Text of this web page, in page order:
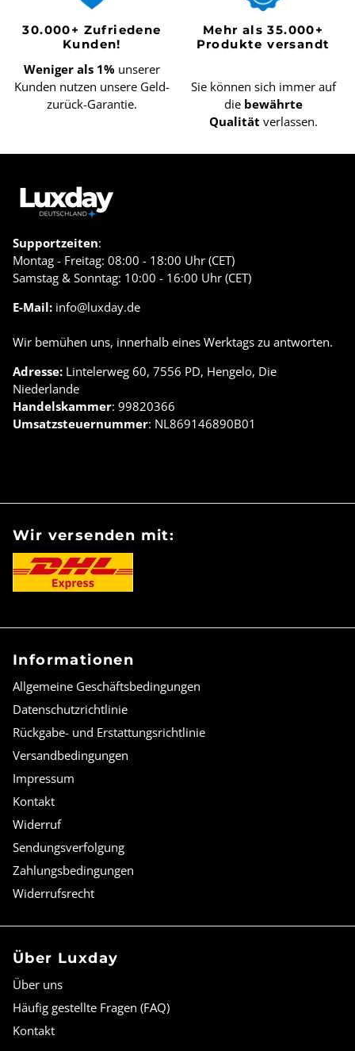
30.000+ Zufriedene
Kunden!
Weniger als 1% unserer
Kunden nutzen unsere Geld-
zurück-Garantie.
Mehr als 35.000+
Produkte versandt
Sie können sich immer auf
die bewährte
Qualität verlassen.
Supportzeiten:
Montag - Freitag: 08:00 - 18:00 Uhr (CET)
Samstag & Sonntag: 10:00 - 16:00 Uhr (CET)
E-Mail: info@luxday.de
Wir bemühen uns, innerhalb eines Werktags zu antworten.
Adresse: Lintelerweg 60, 7556 PD, Hengelo, Die
Niederlande
Handelskammer: 99820366
Umsatzsteuernummer: NL869146890B01
Wir versenden mit:
Informationen
Allgemeine Geschäftsbedingungen
Datenschutzrichtlinie
Rückgabe- und Erstattungsrichtlinie
Versandbedingungen
Impressum
Kontakt
Widerruf
Sendungsverfolgung
Zahlungsbedingungen
Widerrufsrecht
Über Luxday
Über uns
Häufig gestellte Fragen (FAQ)
Kontakt